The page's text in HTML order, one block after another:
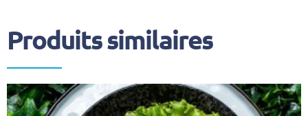
Produits similaires